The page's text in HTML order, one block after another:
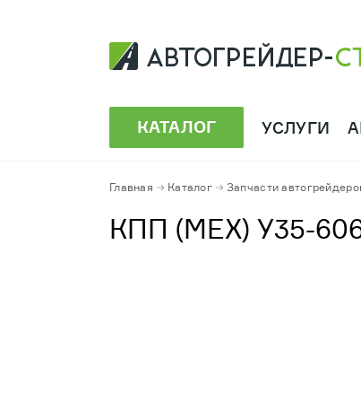
КАТАЛОГ УСЛУГИ
Главная Каталог Запчасти
КПП (МЕХ) У35-